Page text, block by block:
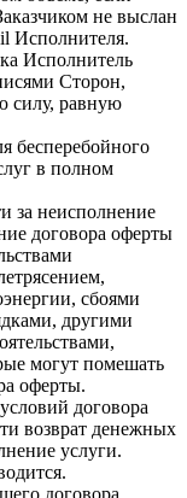
не выслан
Исполнителя.
Исполнитель
Сторон,
силу, равную
бесперебойного
в полном
за неисполнение
договора оферты
сбоями
другими
могут помешать
оферты.
договора
возврат денежных
услуги.